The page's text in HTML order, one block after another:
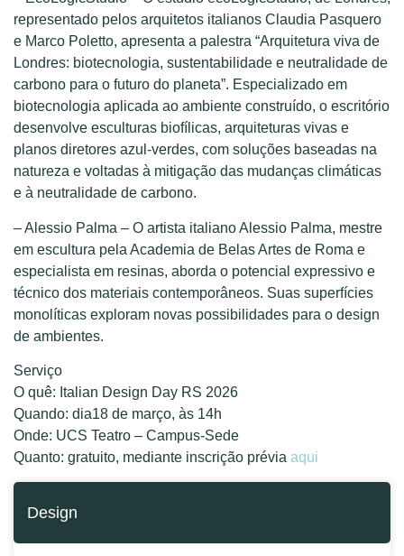
representado pelos arquitetos italianos Claudia Pasquero
e Marco Poletto, apresenta a palestra “Arquitetura viva de
Londres: biotecnologia, sustentabilidade e neutralidade de
carbono para o futuro do planeta”. Especializado em
biotecnologia aplicada ao ambiente construído, o escritório
desenvolve esculturas biofílicas, arquiteturas vivas e
planos diretores azul-verdes, com soluções baseadas na
natureza e voltadas à mitigação das mudanças climáticas
e à neutralidade de carbono.
– Alessio Palma – O artista italiano Alessio Palma, mestre
em escultura pela Academia de Belas Artes de Roma e
especialista em resinas, aborda o potencial expressivo e
técnico dos materiais contemporâneos. Suas superfícies
monolíticas exploram novas possibilidades para o design
de ambientes.
Serviço
O quê: Italian Design Day RS 2026
Quando: dia18 de março, às 14h
Onde: UCS Teatro – Campus-Sede
Quanto: gratuito, mediante inscrição prévia aqui
Design